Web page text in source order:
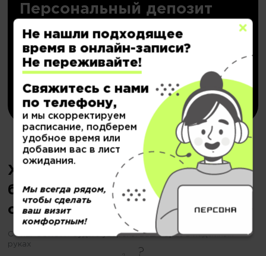
Персональный депозит
с кешбэком до20.000₽
Подробнее..
Купить
Хотите сделать оформление
бороды, но еще не
определились?
С «ПЕРСОНОЙ» будьте уверены Ваш образ в надежных
руках
Не нашли подходящее
время в онлайн-записи?
Не переживайте!
Свяжитесь с нами
по телефону,
и мы скорректируем
расписание, подберем
удобное время или
добавим вас в лист
ожидания.
Мы всегда рядом,
чтобы сделать
ваш визит
комфортным!